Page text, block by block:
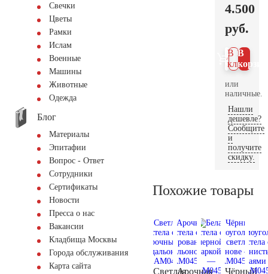
Свечки
Цветы
Рамки
Ислам
Военные
Машины
Животные
Одежда
Блог
Материалы
Эпитафии
Вопрос - Ответ
Сотрудники
Сертификаты
Новости
Пресса о нас
Вакансии
Кладбища Москвы
Города обслуживания
Карта сайта
4.500
руб.
В
В 1
клик
или
наличные.
Нашли
дешевле?
Сообщите
и
получите
скидку.
Похожие товары
СветлаяАрочная
Чёрный